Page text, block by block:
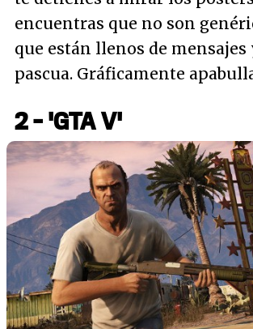
encuentras que no son
que están llenos de mensajes
pascua. Gráficamente
2 - 'GTA V'